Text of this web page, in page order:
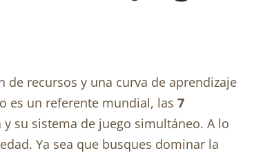
recursos y una curva de aprendizaje
es un referente mundial, las 7
su sistema de juego simultáneo. A lo
Ya sea que busques dominar la